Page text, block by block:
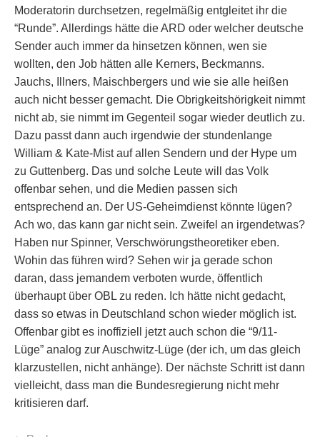
Moderatorin durchsetzen, regelmäßig entgleitet ihr die
“Runde”. Allerdings hätte die ARD oder welcher deutsche
Sender auch immer da hinsetzen können, wen sie
wollten, den Job hätten alle Kerners, Beckmanns.
Jauchs, Illners, Maischbergers und wie sie alle heißen
auch nicht besser gemacht. Die Obrigkeitshörigkeit nimmt
nicht ab, sie nimmt im Gegenteil sogar wieder deutlich zu.
Dazu passt dann auch irgendwie der stundenlange
William & Kate-Mist auf allen Sendern und der Hype um
zu Guttenberg. Das und solche Leute will das Volk
offenbar sehen, und die Medien passen sich
entsprechend an. Der US-Geheimdienst könnte lügen?
Ach wo, das kann gar nicht sein. Zweifel an irgendetwas?
Haben nur Spinner, Verschwörungstheoretiker eben.
Wohin das führen wird? Sehen wir ja gerade schon
daran, dass jemandem verboten wurde, öffentlich
überhaupt über OBL zu reden. Ich hätte nicht gedacht,
dass so etwas in Deutschland schon wieder möglich ist.
Offenbar gibt es inoffiziell jetzt auch schon die “9/11-
Lüge” analog zur Auschwitz-Lüge (der ich, um das gleich
klarzustellen, nicht anhänge). Der nächste Schritt ist dann
vielleicht, dass man die Bundesregierung nicht mehr
kritisieren darf.